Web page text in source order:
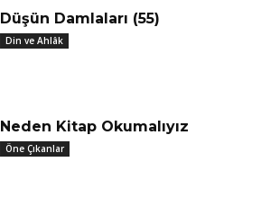
Düşün Damlaları (55)
Din ve Ahlâk
Neden Kitap Okumalıyız
Öne Çıkanlar